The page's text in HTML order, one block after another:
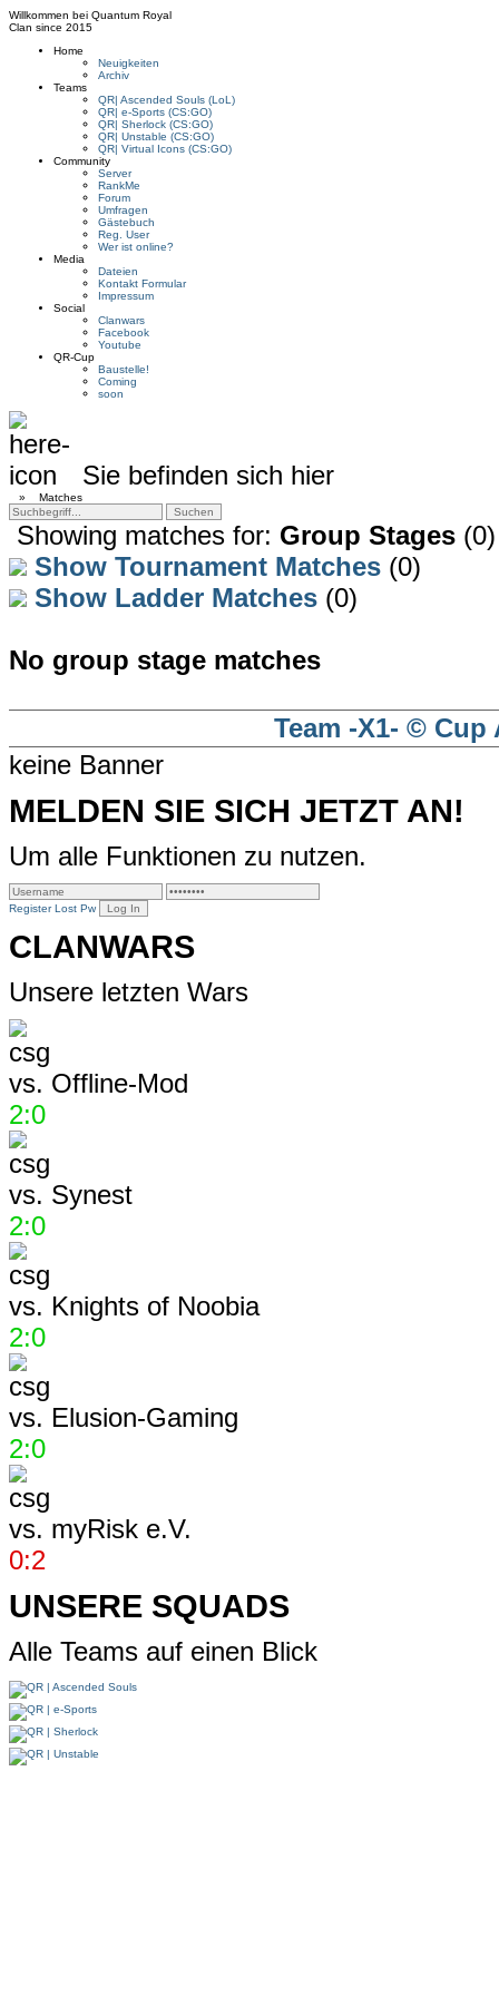
Willkommen bei Quantum Royal
Clan since 2015
Home
Neuigkeiten
Archiv
Teams
QR| Ascended Souls (LoL)
QR| e-Sports (CS:GO)
QR| Sherlock (CS:GO)
QR| Unstable (CS:GO)
QR| Virtual Icons (CS:GO)
Community
Server
RankMe
Forum
Umfragen
Gästebuch
Reg. User
Wer ist online?
Media
Dateien
Kontakt Formular
Impressum
Social
Clanwars
Facebook
Youtube
QR-Cup
Baustelle!
Coming
soon
Sie befinden sich hier
» Matches
Showing matches for: Group Stages (0)
Show Tournament Matches (0)
Show Ladder Matches (0)
No group stage matches
Team -X1- ©
keine Banner
MELDEN SIE SICH JETZT AN!
Um alle Funktionen zu nutzen.
Register Lost Pw
CLANWARS
Unsere letzten Wars
vs. Offline-Mod
2:0
vs. Synest
2:0
vs. Knights of Noobia
2:0
vs. Elusion-Gaming
2:0
vs. myRisk e.V.
0:2
UNSERE SQUADS
Alle Teams auf einen Blick